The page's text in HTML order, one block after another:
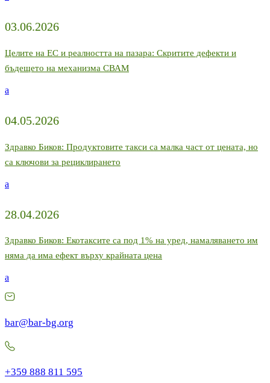
03.06.2026
Целите на ЕС и реалността на пазара: Скритите дефекти и
бъдещето на механизма СВАМ
a
04.05.2026
Здравко Биков: Продуктовите такси са малка част от цената, но
са ключови за рециклирането
a
28.04.2026
Здравко Биков: Екотаксите са под 1% на уред, намаляването им
няма да има ефект върху крайната цена
a
bar@bar-bg.org
+359 888 811 595